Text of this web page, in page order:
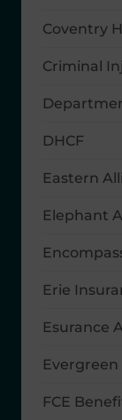
Coventry
Criminal
DHCF
Eastern
Elephant
Erie
Esurance
Evergreen
FCE